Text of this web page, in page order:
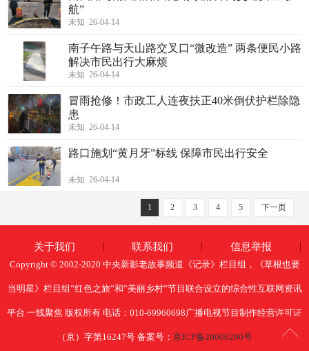
航”
未知 26-04-14
南子午路与天山路交叉口“微改造” 两条便民小路
解决市民出行大麻烦
未知 26-04-14
冒雨抢修！市政工人连夜扶正40米倒伏护栏除隐
患
未知 26-04-14
路口施划“黄月牙”标线 保障市民出行安全
未知 26-04-14
1 2 3 4 5 下一页
关于我们 联系我们 信息举报
Copyright © 2002-2020 中央新影老故事频道《记录》栏目组，《草根也要
当明星》栏目组”红色之旅”和”美丽乡村”节目联合设立的综合性互联网资讯
平台 一线聚焦 版权所有 电话：010-69960698广播电视节目制作经营许可证
（京）字第16247号 备案号： 京ICP备20000290号